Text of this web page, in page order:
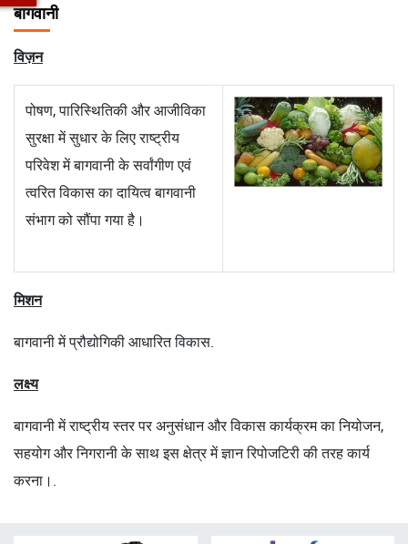
बागवानी
विज़न
पोषण, पारिस्थितिकी और आजीविका
सुरक्षा में सुधार के लिए राष्ट्रीय
परिवेश में बागवानी के सर्वांगीण एवं
त्वरित विकास का दायित्व बागवानी
संभाग को सौंपा गया है।
मिशन
बागवानी में प्रौद्योगिकी आधारित विकास.
लक्ष्य
बागवानी में राष्ट्रीय स्तर पर अनुसंधान और विकास कार्यक्रम का नियोजन,
सहयोग और निगरानी के साथ इस क्षेत्र में ज्ञान रिपोजटिरी की तरह कार्य
करना।.